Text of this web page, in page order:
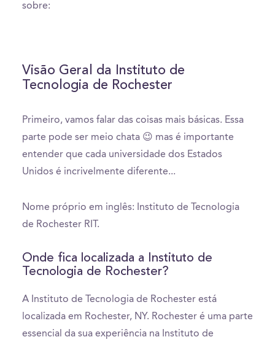
sobre:
Visão Geral da Instituto de
Tecnologia de Rochester
Primeiro, vamos falar das coisas mais básicas. Essa
parte pode ser meio chata 😉 mas é importante
entender que cada universidade dos Estados
Unidos é incrivelmente diferente...
Nome próprio em inglês: Instituto de Tecnologia
de Rochester RIT.
Onde fica localizada a Instituto de
Tecnologia de Rochester?
A Instituto de Tecnologia de Rochester está
localizada em Rochester, NY. Rochester é uma parte
essencial da sua experiência na Instituto de